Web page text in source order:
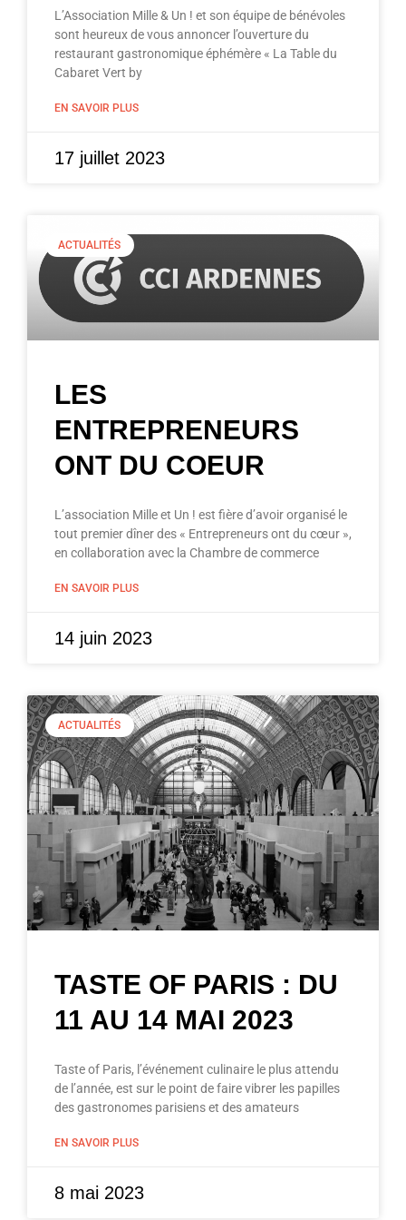
L’Association Mille & Un ! et son équipe de bénévoles
sont heureux de vous annoncer l’ouverture du
restaurant gastronomique éphémère « La Table du
Cabaret Vert by
EN SAVOIR PLUS
17 juillet 2023
ACTUALITÉS
LES
ENTREPRENEURS
ONT DU COEUR
L’association Mille et Un ! est fière d’avoir organisé le
tout premier dîner des « Entrepreneurs ont du cœur »,
en collaboration avec la Chambre de commerce
EN SAVOIR PLUS
14 juin 2023
ACTUALITÉS
TASTE OF PARIS : DU
11 AU 14 MAI 2023
Taste of Paris, l’événement culinaire le plus attendu
de l’année, est sur le point de faire vibrer les papilles
des gastronomes parisiens et des amateurs
EN SAVOIR PLUS
8 mai 2023